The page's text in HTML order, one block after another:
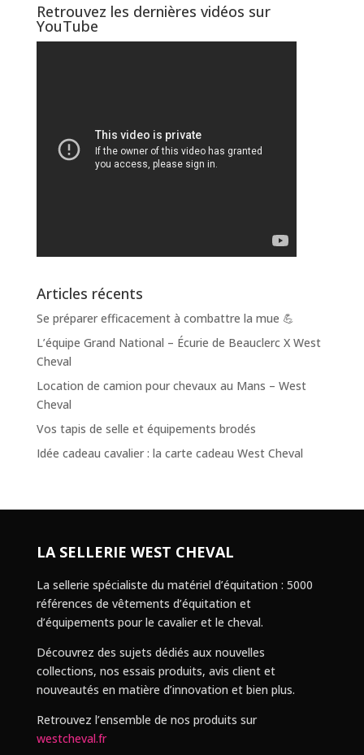
Retrouvez les dernières vidéos sur
YouTube
Articles récents
Se préparer efficacement à combattre la mue 💪
L’équipe Grand National – Écurie de Beauclerc X West
Cheval
Location de camion pour chevaux au Mans – West
Cheval
Vos tapis de selle et équipements brodés
Idée cadeau cavalier : la carte cadeau West Cheval
LA SELLERIE WEST CHEVAL
La sellerie spécialiste du matériel d’équitation : 5000
références de vêtements d’équitation et
d’équipements pour le cavalier et le cheval.
Découvrez des sujets dédiés aux nouvelles
collections, nos essais produits, avis client et
nouveautés en matière d’innovation et bien plus.
Retrouvez l’ensemble de nos produits sur
westcheval.fr